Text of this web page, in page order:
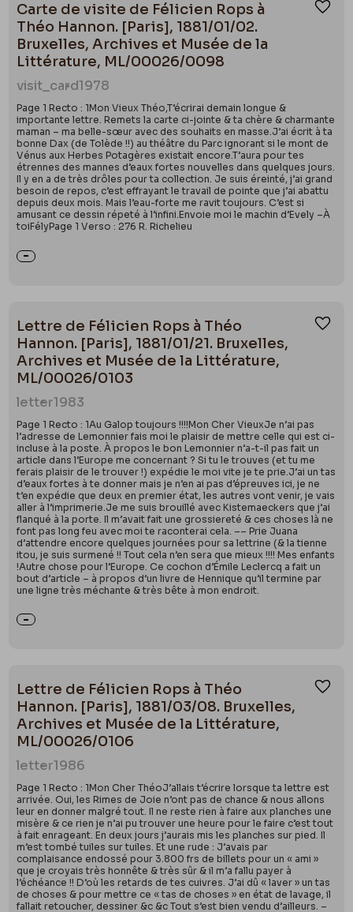
Carte de visite de Félicien Rops à
Théo Hannon. [Paris], 1881/01/02.
Bruxelles, Archives et Musée de la
Littérature, ML/00026/0098
visit_card1978
Page 1 Recto : 1Mon Vieux Théo,T’écrirai demain longue &
importante lettre. Remets la carte ci-jointe & ta chère & charmante
maman – ma belle-sœur avec des souhaits en masse.J’ai écrit à ta
bonne Dax (de Tolède !!) au théâtre du Parc ignorant si le mont de
Vénus aux Herbes Potagères existait encore.T’aura pour tes
étrennes des mannes d’eaux fortes nouvelles dans quelques jours.
Il y en a de très drôles pour ta collection. Je suis éreinté, j’ai grand
besoin de repos, c’est effrayant le travail de pointe que j’ai abattu
depuis deux mois. Mais l’eau-forte me ravit toujours. C’est si
amusant ce dessin répeté à l’infini.Envoie moi le machin d’Evely –À
toiFélyPage 1 Verso : 276 R. Richelieu
Lettre de Félicien Rops à Théo
Hannon. [Paris], 1881/01/21. Bruxelles,
Archives et Musée de la Littérature,
ML/00026/0103
letter1983
Page 1 Recto : 1Au Galop toujours !!!!Mon Cher VieuxJe n’ai pas
l’adresse de Lemonnier fais moi le plaisir de mettre celle qui est ci-
incluse à la poste. À propos le bon Lemonnier n’a-t-il pas fait un
article dans l’Europe me concernant ? Si tu le trouves (et tu me
ferais plaisir de le trouver !) expédie le moi vite je te prie.J’ai un tas
d’eaux fortes à te donner mais je n’en ai pas d’épreuves ici, je ne
t’en expédie que deux en premier état, les autres vont venir, je vais
aller à l’imprimerie.Je me suis brouillé avec Kistemaeckers que j’ai
flanqué à la porte. Il m’avait fait une grossiereté & ces choses là ne
font pas long feu avec moi te raconterai cela. –– Prie Juana
d’attendre encore quelques journées pour sa lettrine (& la tienne
itou, je suis surmené !! Tout cela n’en sera que mieux !!!! Mes enfants
!Autre chose pour l’Europe. Ce cochon d’Émile Leclercq a fait un
bout d’article – à propos d’un livre de Hennique qu’il termine par
une ligne très méchante & très bête à mon endroit.
Lettre de Félicien Rops à Théo
Hannon. [Paris], 1881/03/08. Bruxelles,
Archives et Musée de la Littérature,
ML/00026/0106
letter1986
Page 1 Recto : 1Mon Cher ThéoJ’allais t’écrire lorsque ta lettre est
arrivée. Oui, les Rimes de Joie n’ont pas de chance & nous allons
leur en donner malgré tout. Il ne reste rien à faire aux planches une
misère & ce rien je n’ai pu trouver une heure pour le faire c’est tout
à fait enrageant. En deux jours j’aurais mis les planches sur pied. Il
m’est tombé tuiles sur tuiles. Et une rude : J’avais par
complaisance endossé pour 3.800 frs de billets pour un « ami »
que je croyais très honnête & très sûr & il m’a fallu payer à
l’échéance !! D’où les retards de tes cuivres. J’ai dû « laver » un tas
de choses & pour mettre ce « tas de choses » en état de lavage, il
fallait retoucher, dessiner &c &c Tout s’est bien vendu d’ailleurs. –